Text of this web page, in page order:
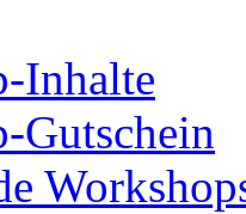
Inhalte
Gutschein